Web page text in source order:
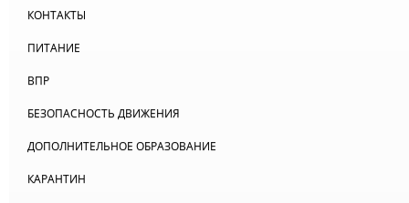
КОНТАКТЫ
ПИТАНИЕ
ВПР
БЕЗОПАСНОСТЬ ДВИЖЕНИЯ
ДОПОЛНИТЕЛЬНОЕ ОБРАЗОВАНИЕ
КАРАНТИН